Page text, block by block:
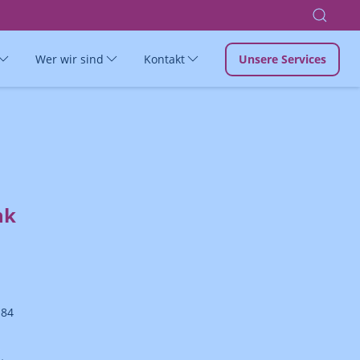
Wer wir sind Kontakt Unsere Services